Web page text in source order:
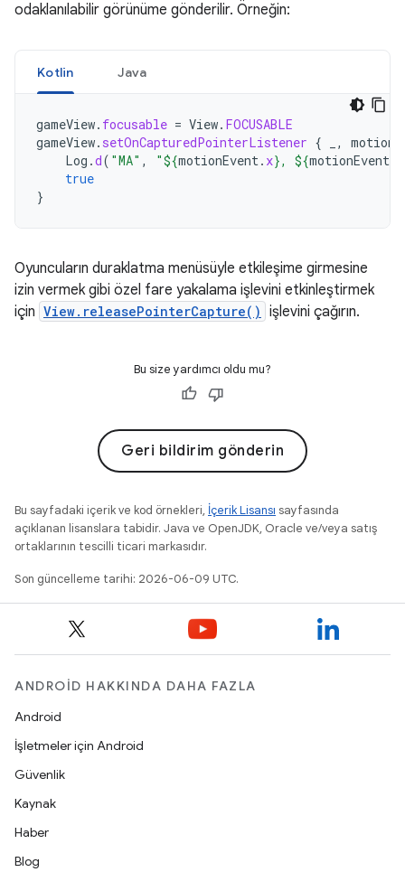
odaklanılabilir görünüme gönderilir. Örneğin:
Kotlin Java
gameView. focusable = View. FOCUSABLE
gameView. setOnCapturedPointerListener { ,
Log .d( "MA" , "${motionEvent. x}, ${motionEvent
true
}
Oyuncuların duraklatma menüsüyle etkileşime girmesine
izin vermek gibi özel fare yakalama işlevini etkinleştirmek
için View.releasePointerCapture() işlevini çağırın.
Bu size yardımcı oldu mu?
Geri bildirim gönderin
Bu sayfadaki içerik ve kod örnekleri, İçerik Lisansı sayfasında
açıklanan lisanslara tabidir. Java ve OpenJDK, Oracle ve/veya satış
ortaklarının tescilli ticari markasıdır.
Son güncelleme tarihi: 2026-06-09 UTC.
ANDROID HAKKINDA DAHA FAZLA
Android
İşletmeler için Android
Güvenlik
Kaynak
Haber
Blog